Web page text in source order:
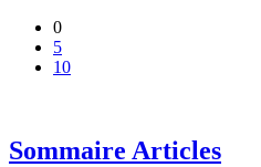
0
5
10
Sommaire Articles